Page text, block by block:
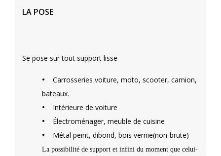
LA POSE
Se pose sur tout support lisse
• Carrosseries voiture, moto, scooter, camion,
bateaux.
• Intérieure de voiture
• Électroménager, meuble de cuisine
• Métal peint, dibond, bois vernie(non-brute)
La possibilité de support et infini du moment que celui-